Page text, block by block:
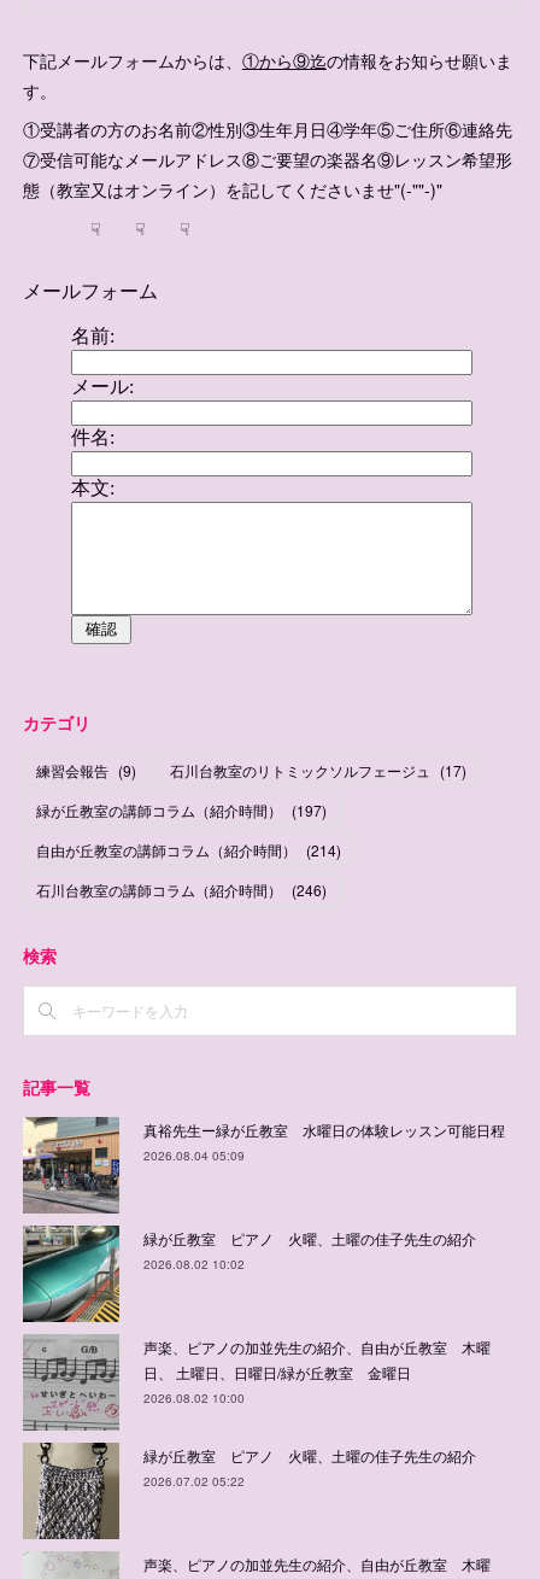
下記メールフォームからは、 ①から⑨迄の情報をお知らせ願いま
す。
①受講者の方のお名前②性別③生年月日④学年⑤ご住所⑥連絡先
⑦受信可能なメールアドレス⑧ご要望の楽器名⑨レッスン希望形
態（教室又はオンライン）を記してくださいませ"(-""-)"
☟ ☟ ☟
カテゴリ
練習会報告 (9) 石川台教室のリトミックソルフェージュ (17)
緑が丘教室の講師コラム（紹介時間）
(197)
自由が丘教室の講師コラム（紹介時間）
(214)
石川台教室の講師コラム（紹介時間）
(246)
検索
記事一覧
真裕先生ー緑が丘教室 水曜日の体験レッスン可能日程
2026.08.04 05:09
緑が丘教室 ピアノ 火曜、土曜の佳子先生の紹介
2026.08.02 10:02
声楽、ピアノの加並先生の紹介、自由が丘教室 木曜
日、 土曜日、日曜日/緑が丘教室 金曜日
2026.08.02 10:00
緑が丘教室 ピアノ 火曜、土曜の佳子先生の紹介
2026.07.02 05:22
声楽、ピアノの加並先生の紹介、自由が丘教室 木曜